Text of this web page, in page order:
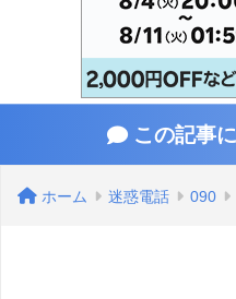
この記事
ホーム 迷惑電話 090